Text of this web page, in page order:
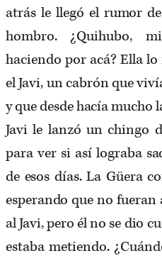
atrás le llegó el rumor
hombro. ¿Quihubo,
haciendo por acá? Ella
el Javi, un cabrón que
y que desde hacía mucho
Javi le lanzó un chingo
para ver si así lograba
de esos días. La Güera
esperando que no fueran
al Javi, pero él no se dio
estaba metiendo.